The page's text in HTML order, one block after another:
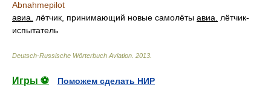
Abnahmepilot
авиа.
лётчик, принимающий новые самолёты авиа.
лётчик-
испытатель
Deutsch-Russische Wörterbuch Aviation 2013
Игры ⚽
Поможем сделать НИР